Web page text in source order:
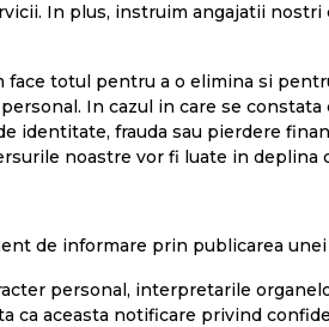
In plus, instruim angajatii
face totul pentru a o elimina si
In cazul in care se
identitate, frauda sau pierdere
noastre vor fi luate in
de informare prin publicarea
personal, interpretarile
ca aceasta notificare privind